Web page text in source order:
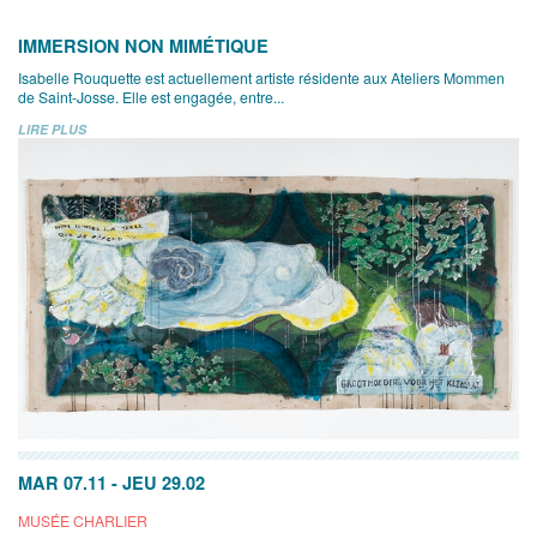
IMMERSION NON MIMÉTIQUE
Isabelle Rouquette est actuellement artiste résidente aux Ateliers Mommen
de Saint-Josse. Elle est engagée, entre...
LIRE PLUS
MAR 07.11 - JEU 29.02
MUSÉE CHARLIER